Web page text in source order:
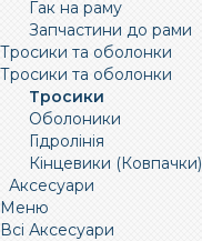
Гак на раму
Запчастини до рами
Тросики та оболонки
Тросики та оболонки
Тросики
Оболоники
Гідролінія
Кінцевики (Ковпачки)
Аксесуари
Меню
Всі Аксесуари